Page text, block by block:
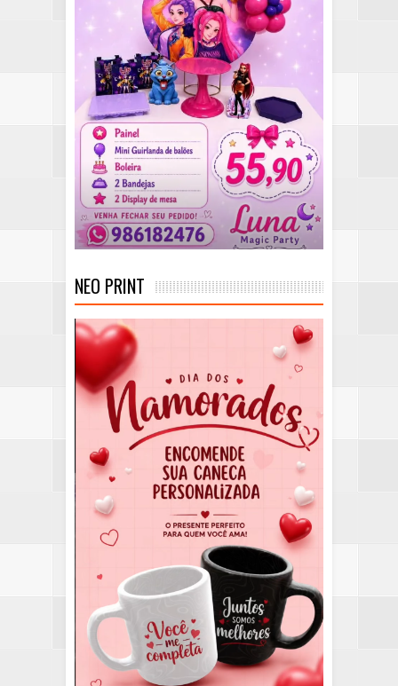
NEO PRINT